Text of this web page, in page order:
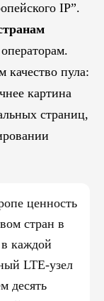
IP”.
качество пула:
картина
страниц,
ценность
стран в
в каждой
LTE-узел
десять